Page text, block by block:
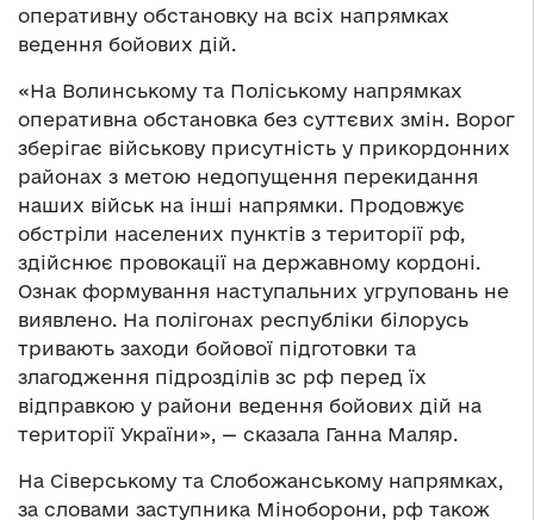
оперативну обстановку на всіх напрямках
ведення бойових дій.
«На Волинському та Поліському напрямках
оперативна обстановка без суттєвих змін. Ворог
зберігає військову присутність у прикордонних
районах з метою недопущення перекидання
наших військ на інші напрямки. Продовжує
обстріли населених пунктів з території рф,
здійснює провокації на державному кордоні.
Ознак формування наступальних угруповань не
виявлено. На полігонах республіки білорусь
тривають заходи бойової підготовки та
злагодження підрозділів зс рф перед їх
відправкою у райони ведення бойових дій на
території України», — сказала Ганна Маляр.
На Сіверському та Слобожанському напрямках,
за словами заступника Міноборони, рф також